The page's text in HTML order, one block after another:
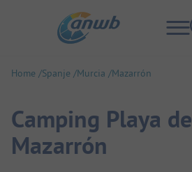
Home Spanje Murcia Mazarrón
Camping Playa de
Mazarrón